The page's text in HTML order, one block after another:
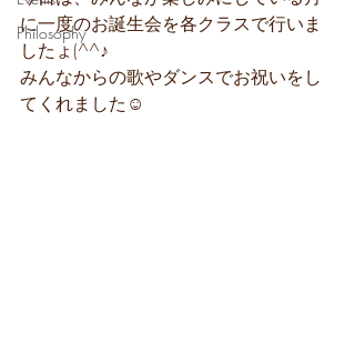
Philosophy
に一度のお誕生会を各クラスで行いま
したょ(^^♪
みんなからの歌やダンスでお祝いをし
てくれました☺